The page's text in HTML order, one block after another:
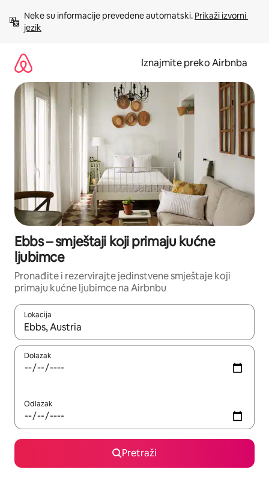
sadržaj
Neke su informacije prevedene automatski. Prikaži izvorni
jezik
Iznajmite preko Airbnba
Ebbs – smještaji koji primaju kućne
ljubimce
Pronađite i rezervirajte jedinstvene smještaje koji
primaju kućne ljubimce na Airbnbu
Lokacija
Kada budu dostupni rezultati, moći ćete ih pregledati
Dolazak
Odlazak
Pretraži